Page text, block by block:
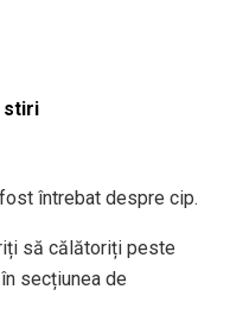
stiri
întrebat despre cip.
să călătoriți peste
secțiunea de